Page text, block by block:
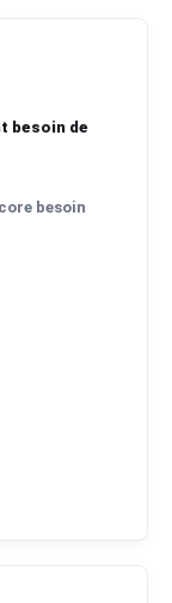
besoin de
besoin